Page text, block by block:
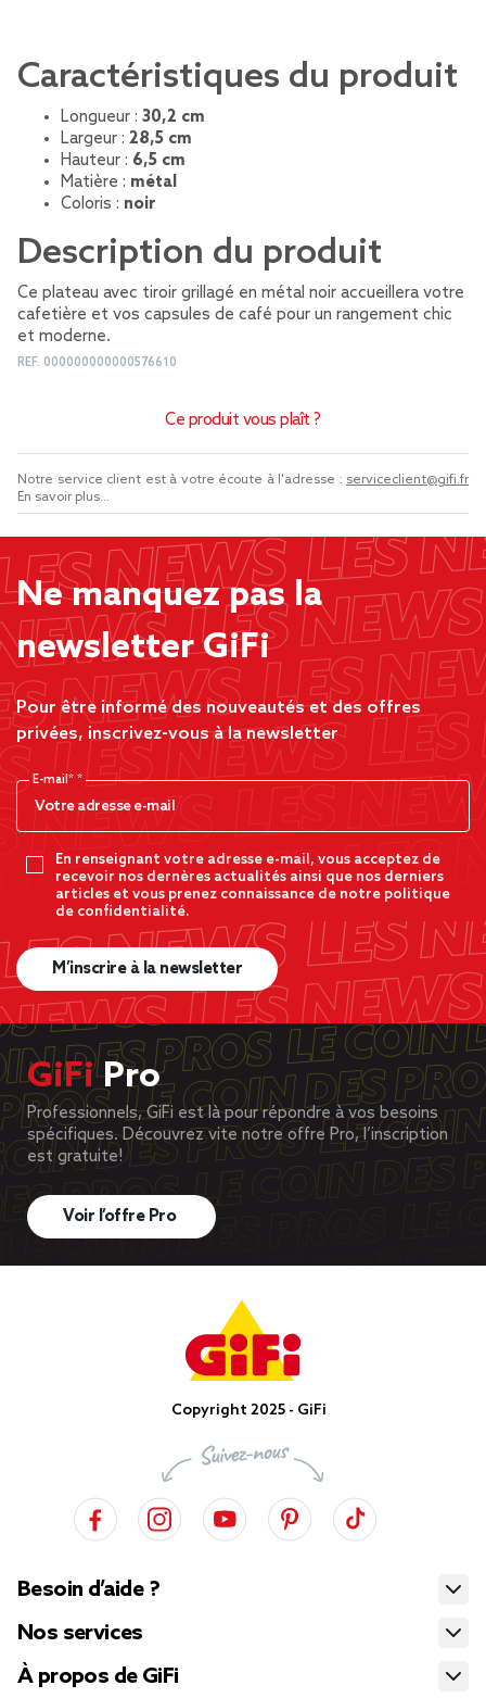
Caractéristiques du produit
Longueur : 30,2 cm
Largeur : 28,5 cm
Hauteur : 6,5 cm
Matière : métal
Coloris : noir
Description du produit
Ce plateau avec tiroir grillagé en métal noir accueillera votre
cafetière et vos capsules de café pour un rangement chic
et moderne.
REF. 000000000000576610
Ce produit vous plaît ?
Notre service client est à votre écoute à l'adresse : serviceclient@gifi.fr
En savoir plus...
Ne manquez pas la
newsletter GiFi
Pour être informé des nouveautés et des offres
privées, inscrivez-vous à la newsletter
E-mail*
En renseignant votre adresse e-mail, vous acceptez de
recevoir nos dernères actualités ainsi que nos derniers
articles et vous prenez connaissance de notre politique
de confidentialité.
M’inscrire à la newsletter
GiFiPro
Professionnels, GiFi est là pour répondre à vos besoins
spécifiques. Découvrez vite notre offre Pro, l’inscription
est gratuite!
Voir l’offre Pro
Copyright 2025 - GiFi
Besoin d’aide ?
Nos services
À propos de GiFi